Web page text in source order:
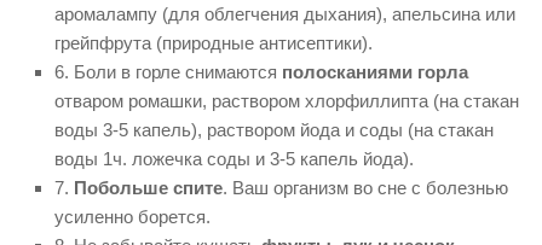
аромалампу (для облегчения дыхания), апельсина или
грейпфрута (природные антисептики).
6. Боли в горле снимаются полосканиями горла
отваром ромашки, раствором хлорфиллипта (на стакан
воды 3-5 капель), раствором йода и соды (на стакан
воды 1ч. ложечка соды и 3-5 капель йода).
7. Побольше спите. Ваш организм во сне с болезнью
усиленно борется.